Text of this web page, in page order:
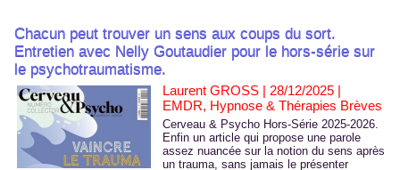
Chacun peut trouver un sens aux coups du sort.
Entretien avec Nelly Goutaudier pour le hors-série sur
le psychotraumatisme.
Laurent GROSS | 28/12/2025 |
EMDR, Hypnose & Thérapies Brèves
Cerveau & Psycho Hors-Série 2025-2026.
Enfin un article qui propose une parole
assez nuancée sur la notion du sens après
un trauma, sans jamais le présenter